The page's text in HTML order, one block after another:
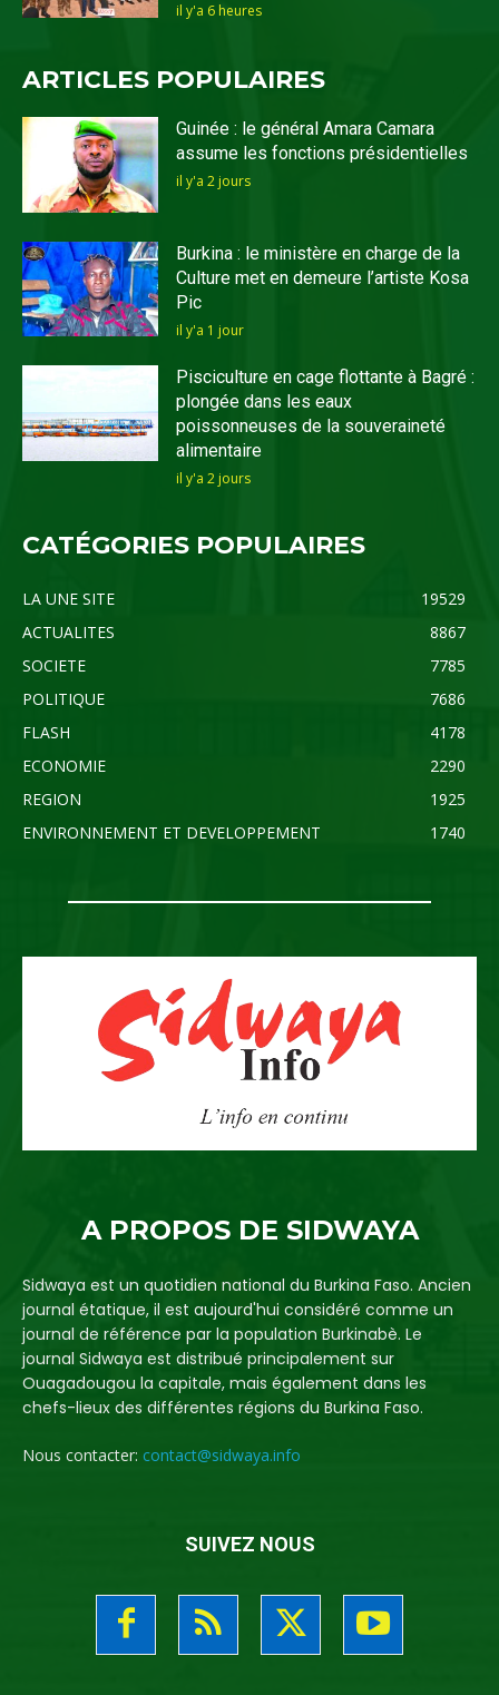
il y'a 6 heures
ARTICLES POPULAIRES
Guinée : le général Amara Camara
assume les fonctions présidentielles
il y'a 2 jours
Burkina : le ministère en charge de la
Culture met en demeure l’artiste Kosa
Pic
il y'a 1 jour
Pisciculture en cage flottante à Bagré :
plongée dans les eaux
poissonneuses de la souveraineté
alimentaire
il y'a 2 jours
CATÉGORIES POPULAIRES
LA UNE SITE
19529
ACTUALITES
8867
SOCIETE
7785
POLITIQUE
7686
FLASH
4178
ECONOMIE
2290
REGION
1925
ENVIRONNEMENT ET DEVELOPPEMENT
1740
A PROPOS DE SIDWAYA
Sidwaya est un quotidien national du Burkina Faso. Ancien
journal étatique, il est aujourd'hui considéré comme un
journal de référence par la population Burkinabè. Le
journal Sidwaya est distribué principalement sur
Ouagadougou la capitale, mais également dans les
chefs-lieux des différentes régions du Burkina Faso.
Nous contacter: contact@sidwaya.info
SUIVEZ NOUS